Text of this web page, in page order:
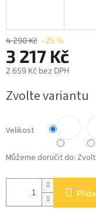
4 290 Kč –25 %
3 217 Kč
2 659 Kč bez DPH
cena:
Zvolte variantu
Velikost
Můžeme doručit do: